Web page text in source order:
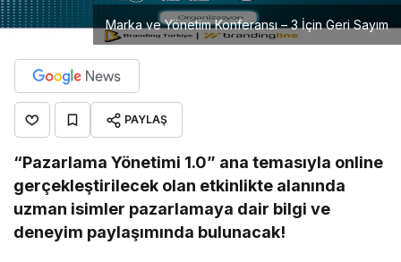
Marka ve Yönetim Konferansı – 3 İçin Geri Sayım
PAYLAŞ
“Pazarlama Yönetimi 1.0” ana temasıyla online
gerçekleştirilecek olan etkinlikte alanında
uzman isimler pazarlamaya dair bilgi ve
deneyim paylaşımında bulunacak!